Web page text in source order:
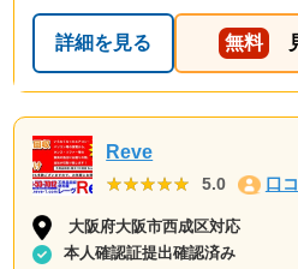
回収の時は料金しようと思いま
詳細を見る 無料
Reve
★★★★★
★★★★★ 5.0 口
大阪府大阪市西成区対応
本人確認証提出確認済み